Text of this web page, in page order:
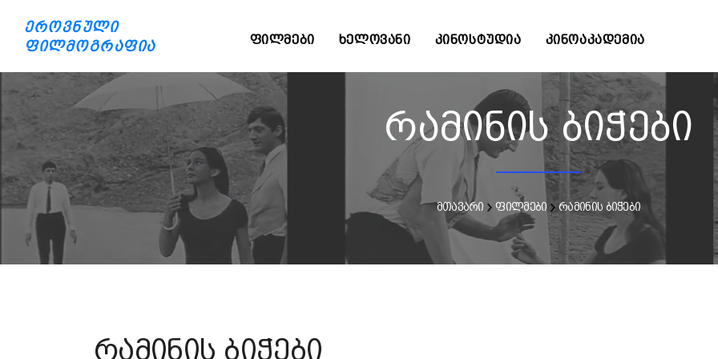
ეროვნული
ფილმოგრაფია
ᲤᲘᲚᲛᲔᲑᲘ ᲮᲔᲚᲝᲕᲐᲜᲘ ᲙᲘᲜᲝᲡᲢᲣᲓᲘᲐ ᲙᲘᲜᲝᲐᲙᲐᲓᲔᲛᲘᲐ
რამინის ბიჭები
მთავარი ფილმები რამინის ბიჭები
რამინის ბიჭები